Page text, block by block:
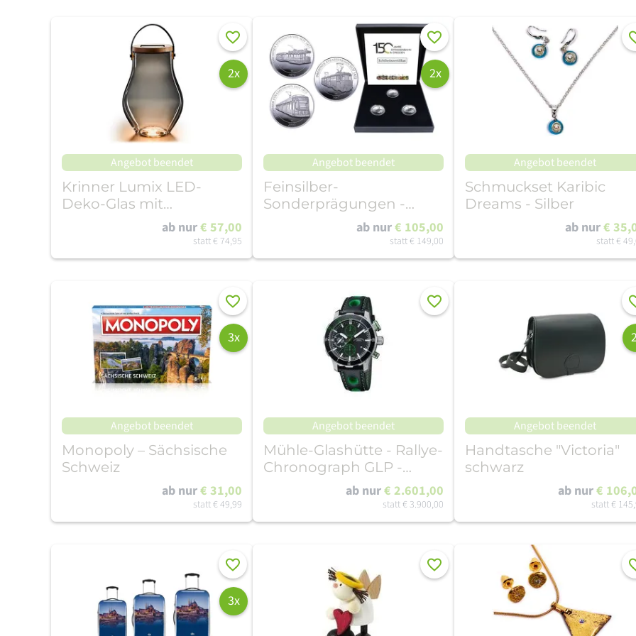
Merken
2x
Angebot beendet
Krinner Lumix LED-
Deko-Glas mit
Solarpanel - BOLD
ab nur€ 57,00
statt€ 74,95
Merken
2x
Angebot beendet
Feinsilber-
Sonderprägungen -
Straßenbahnen Set 1
ab nur€ 105,00
statt€ 149,00
Angebot beendet
Schmuckset Karibic
Dreams - Silber
ab nur€
statt€
Merken
3x
Angebot beendet
Monopoly – Sächsische
Schweiz
ab nur€ 31,00
statt€ 49,99
Merken
Angebot beendet
Mühle-Glashütte - Rallye-
Chronograph GLP -
Armbanduhrab nur€ 2.601,00
statt€ 3.900,00
Angebot beendet
Handtasche "Victoria"
schwarz
ab nur€
statt€
Merken
3x
Merken